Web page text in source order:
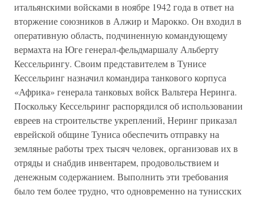
итальянскими войсками в ноябре 1942 года в ответ на
вторжение союзников в Алжир и Марокко. Он входил в
оперативную область, подчиненную командующему
вермахта на Юге генерал-фельдмаршалу Альберту
Кессельрингу. Своим представителем в Тунисе
Кессельринг назначил командира танкового корпуса
«Африка» генерала танковых войск Вальтера Неринга.
Поскольку Кессельринг распорядился об использовании
евреев на строительстве укреплений, Неринг приказал
еврейской общине Туниса обеспечить отправку на
земляные работы трех тысяч человек, организовав их в
отряды и снабдив инвентарем, продовольствием и
денежным содержанием. Выполнить эти требования
было тем более трудно, что одновременно на тунисских